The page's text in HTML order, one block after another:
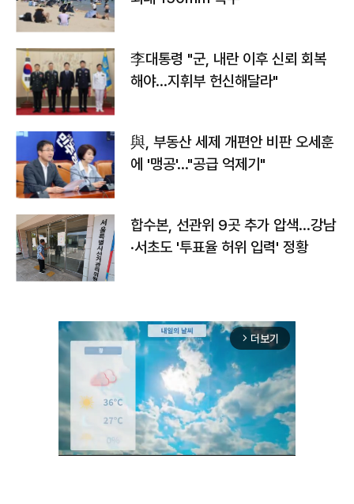
李대통령 "군, 내란 이후 신뢰 회복
해야…지휘부 헌신해달라"
與, 부동산 세제 개편안 비판 오세훈
에 '맹공'…"공급 억제기"
합수본, 선관위 9곳 추가 압색…강남
·서초도 '투표율 허위 입력' 정황
arrow_forward_ios 더보기